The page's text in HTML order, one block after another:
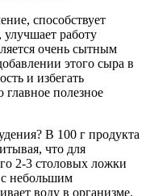
способствует
работу
очень сытным
этого сыра в
и избегать
полезное
В 100 г продукта
что для
2-3 столовых ложки
небольшим
воду в организме.